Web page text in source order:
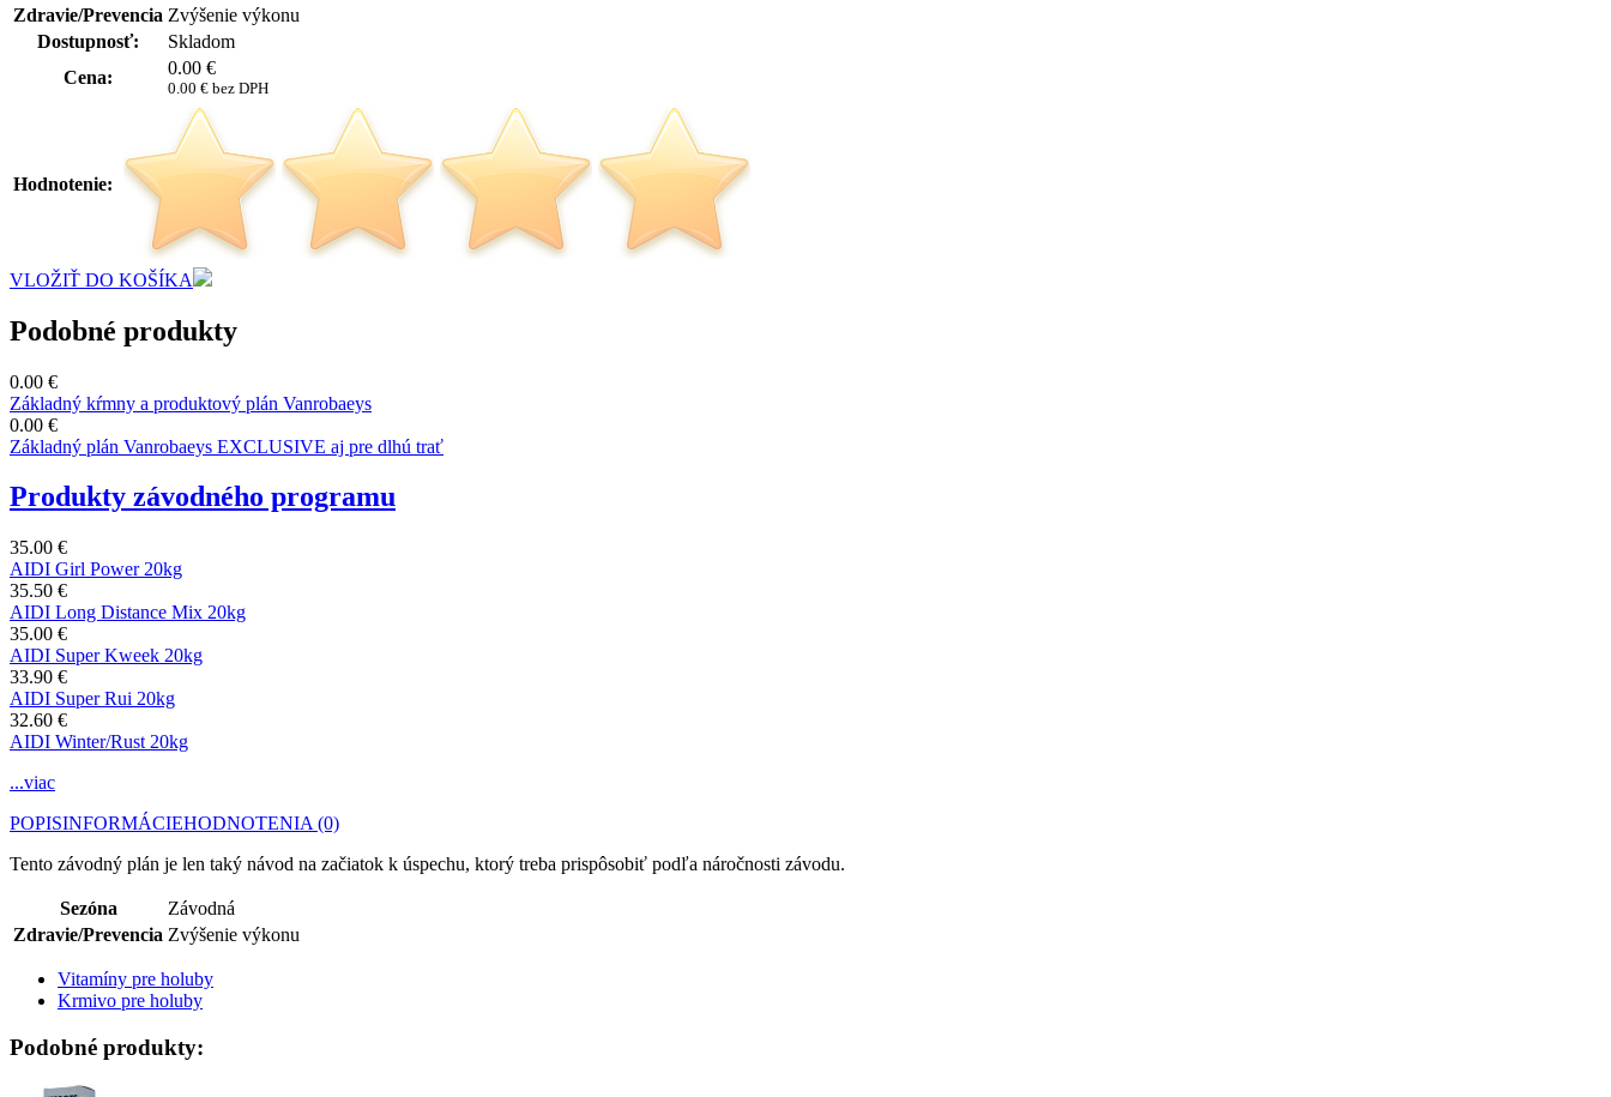
Zdravie/Prevencia Zvýšenie výkonu
Dostupnosť:
Skladom
Cena:
0.00 €
0.00 € bez DPH
Hodnotenie:
VLOŽIŤ DO KOŠÍKA
Podobné produkty
0.00 €
Základný kŕmny a produktový plán Vanrobaeys
0.00 €
Základný plán Vanrobaeys EXCLUSIVE aj pre dlhú trať
Produkty závodného programu
35.00 €
AIDI Girl Power 20kg
35.50 €
AIDI Long Distance Mix 20kg
35.00 €
AIDI Super Kweek 20kg
33.90 €
AIDI Super Rui 20kg
32.60 €
AIDI Winter/Rust 20kg
...viac
POPISINFORMÁCIEHODNOTENIA (0)
Tento závodný plán je len taký návod na začiatok k úspechu, ktorý treba prispôsobiť podľa náročnosti závodu.
Sezóna
Závodná
Zdravie/Prevencia Zvýšenie výkonu
Vitamíny pre holuby
Krmivo pre holuby
Podobné produkty: